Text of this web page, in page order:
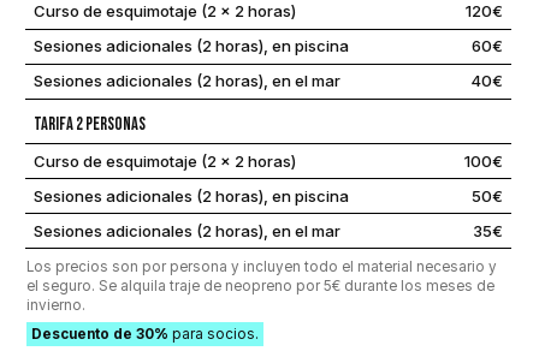
Curso de esquimotaje (2 x 2 horas)
120€
Sesiones adicionales (2 horas), en piscina
60€
Sesiones adicionales (2 horas), en el mar
40€
Tarifa 2 Personas
Curso de esquimotaje (2 x 2 horas)
100€
Sesiones adicionales (2 horas), en piscina
50€
Sesiones adicionales (2 horas), en el mar
35€
Los precios son por persona y incluyen todo el material necesario y
el seguro. Se alquila traje de neopreno por 5€ durante los meses de
invierno.
Descuento de 30%para socios.